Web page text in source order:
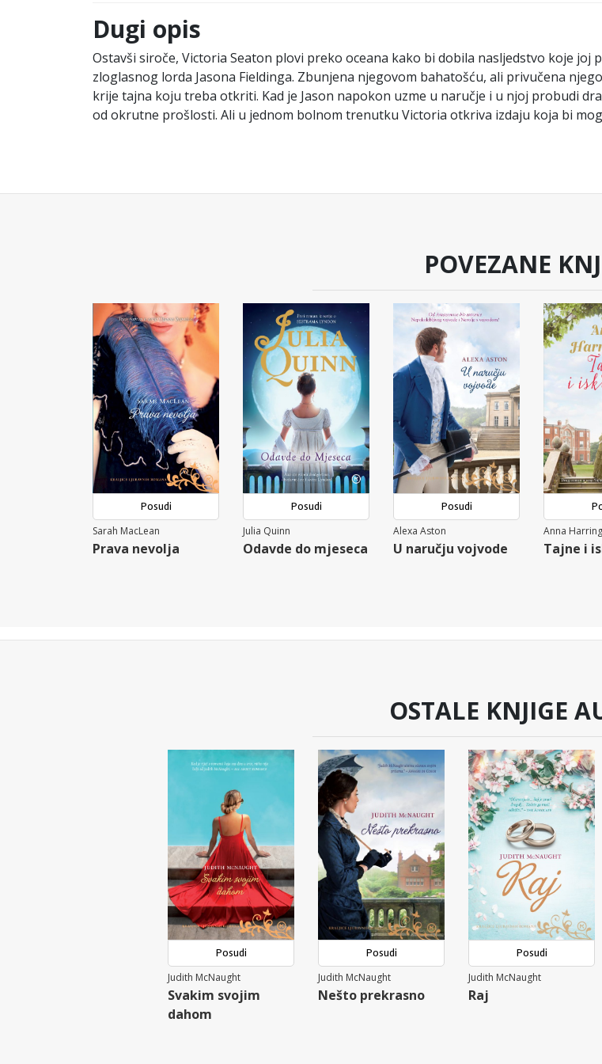
Dugi opis
Ostavši siroče, Victoria Seaton plovi preko oceana kako bi dobila nasljedstvo koje
zloglasnog lorda Jasona Fieldinga. Zbunjena njegovom bahatošću, ali privučena
krije tajna koju treba otkriti. Kad je Jason napokon uzme u naručje i u njoj probudi
od okrutne prošlosti. Ali u jednom bolnom trenutku Victoria otkriva izdaju koja bi
POVEZANE
Posudi
Sarah MacLean
Prava nevolja
Posudi
Julia Quinn
Odavde do mjeseca
Posudi
Alexa Aston
U naručju vojvode
Anna
Tajne i
OSTALE KNJIGE
Posudi
Judith McNaught
Svakim svojim
dahom
Posudi
Judith McNaught
Nešto prekrasno
Posudi
Judith McNaught
Raj